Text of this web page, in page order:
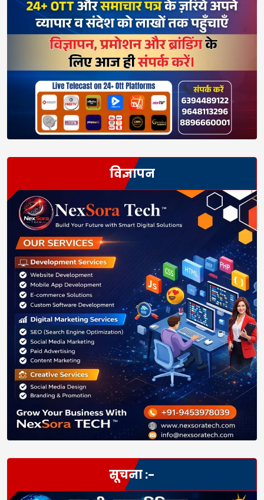
विज्ञापन
सूचना :-